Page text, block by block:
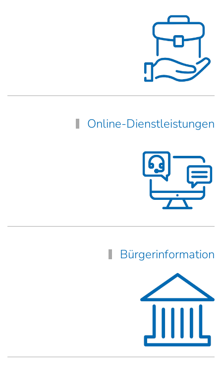
Online-Dienstleistungen
Bürgerinformation